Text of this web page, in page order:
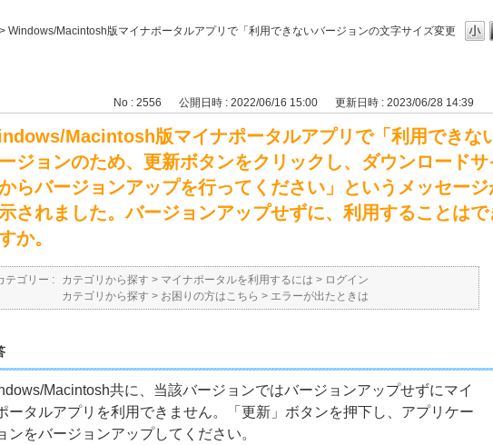
文字サイズ変更
> Windows/Macintosh版マイナポータルアプリで「利用できないバージョンの
No : 2556 公開日時 : 2022/06/16 15:00 更新日時 : 2023/06/28 14:39
Macintosh版マイナポータルアプリで「利用できな
ジョンのため、更新ボタンをクリックし、ダウンロードサ
からバージョンアップを行ってください」というメッセージ
されました。バージョンアップせずに、利用することはで
か。
テゴリー : カテゴリから探す > マイナポータルを利用するには > ログイン
カテゴリから探す > お困りの方はこちら > エラーが出たときは
Macintosh共に、当該バージョンではバージョンアップせずにマイ
ータルアプリを利用できません。「更新」ボタンを押下し、アプリケー
ンをバージョンアップしてください。